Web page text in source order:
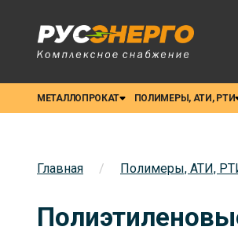
МЕТАЛЛОПРОКАТ ПОЛИМЕРЫ, АТИ, РТИ
Главная / Полимеры, АТИ,